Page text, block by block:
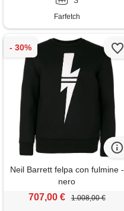
Farfetch
Neil Barrett felpa con fulmine -
nero
707,00 € 1.008,00 €